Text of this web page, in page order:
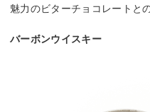
魅力のビターチョコレートと
バーボンウイスキー